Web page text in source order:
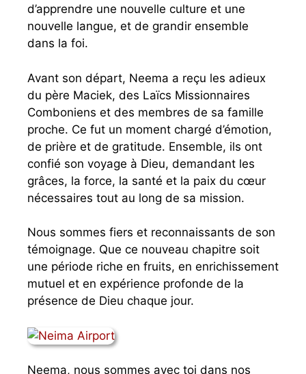
d’apprendre une nouvelle culture et une
nouvelle langue, et de grandir ensemble
dans la foi.
Avant son départ, Neema a reçu les adieux
du père Maciek, des Laïcs Missionnaires
Comboniens et des membres de sa famille
proche. Ce fut un moment chargé d’émotion,
de prière et de gratitude. Ensemble, ils ont
confié son voyage à Dieu, demandant les
grâces, la force, la santé et la paix du cœur
nécessaires tout au long de sa mission.
Nous sommes fiers et reconnaissants de son
témoignage. Que ce nouveau chapitre soit
une période riche en fruits, en enrichissement
mutuel et en expérience profonde de la
présence de Dieu chaque jour.
Neema, nous sommes avec toi dans nos